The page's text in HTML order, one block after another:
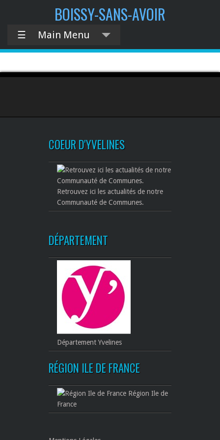
BOISSY-SANS-AVOIR
☰ Main Menu
COEUR D'YVELINES
Retrouvez ici les actualités de notre
Communauté de Communes.
DÉPARTEMENT
Département Yvelines
RÉGION ILE DE FRANCE
Région Ile de
France